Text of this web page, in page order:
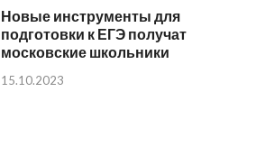
Новые инструменты для
подготовки к ЕГЭ получат
московские школьники
15.10.2023